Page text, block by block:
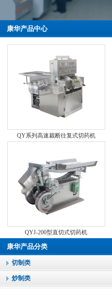
康华产品中心
QY系列高速裁断往复式切药机
QYJ-200型直切式切药机
康华产品分类
切制类
炒制类